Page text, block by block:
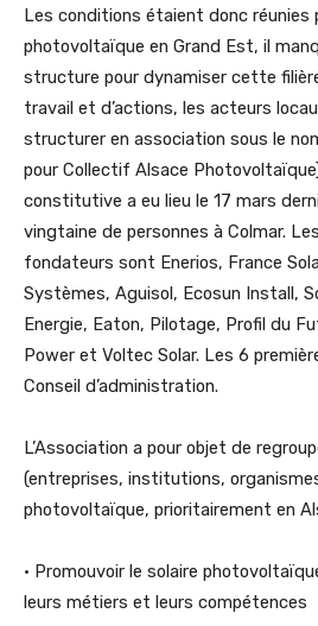
Les conditions étaient donc réunies
photovoltaïque en Grand Est, il
structure pour dynamiser cette
travail et d’actions, les acteurs
structurer en association sous le
pour Collectif Alsace
constitutive a eu lieu le 17 mars
vingtaine de personnes à Colmar.
fondateurs sont Enerios, France
Systèmes, Aguisol, Ecosun Install,
Energie, Eaton, Pilotage, Profil du
Power et Voltec Solar. Les 6
Conseil d’administration.
L’Association a pour objet de
(entreprises, institutions,
photovoltaïque, prioritairement en
• Promouvoir le solaire
leurs métiers et leurs compétences